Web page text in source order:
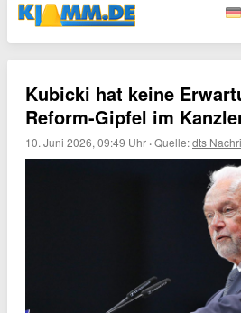
Kubicki hat keine
Reform-Gipfel im
10. Juni 2026, 09:49 Uhr ·Quelle:dts